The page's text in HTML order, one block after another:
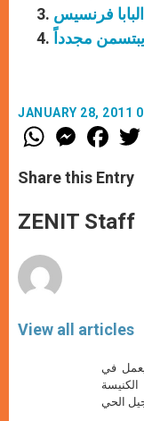
فرنسيس
مجدداً
JANUARY 28, 2011
W
h
t
s
p
p
M
e
s
e
g
e
F
a
e
b
o
k
Share this Entry
ZENIT Staff
View all articles
في